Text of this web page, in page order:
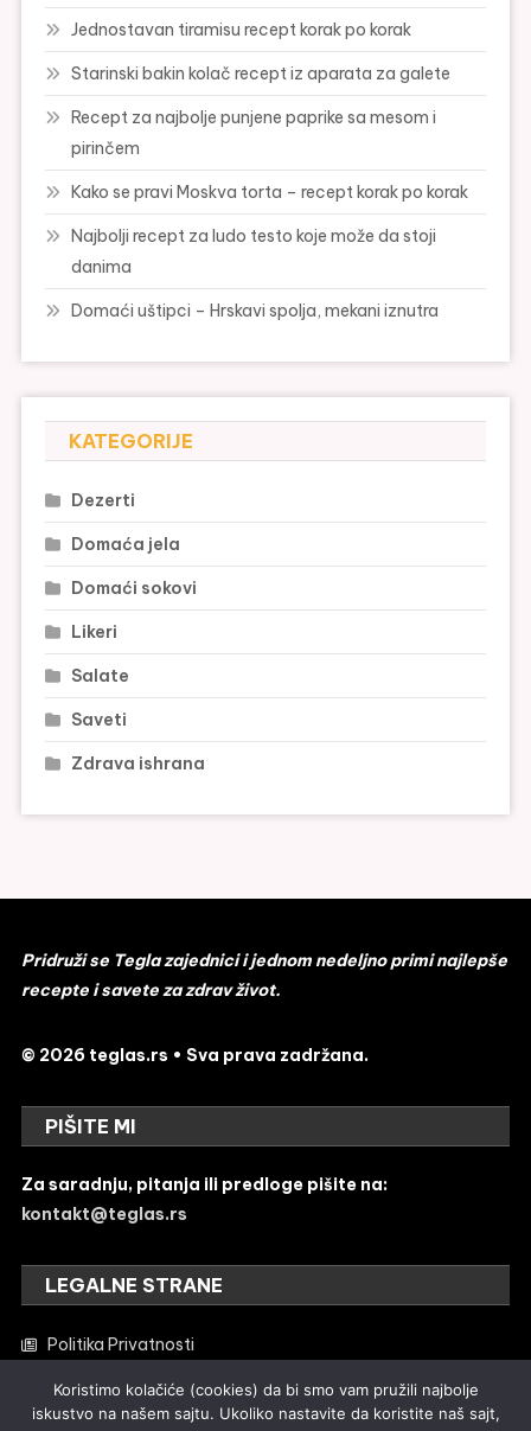
Jednostavan tiramisu recept korak po korak
Starinski bakin kolač recept iz aparata za galete
Recept za najbolje punjene paprike sa mesom i
pirinčem
Kako se pravi Moskva torta – recept korak po korak
Najbolji recept za ludo testo koje može da stoji
danima
Domaći uštipci – Hrskavi spolja, mekani iznutra
KATEGORIJE
Dezerti
Domaća jela
Domaći sokovi
Likeri
Salate
Saveti
Zdrava ishrana
Pridruži se Tegla zajednici i jednom nedeljno primi najlepše
recepte i savete za zdrav život.
© 2026 teglas.rs • Sva prava zadržana.
PIŠITE MI
Za saradnju, pitanja ili predloge pišite na:
kontakt@teglas.rs
LEGALNE STRANE
Politika Privatnosti
Uređivačka politika
Koristimo kolačiće (cookies) da bi smo vam pružili najbolje
iskustvo na našem sajtu. Ukoliko nastavite da koristite naš sajt,